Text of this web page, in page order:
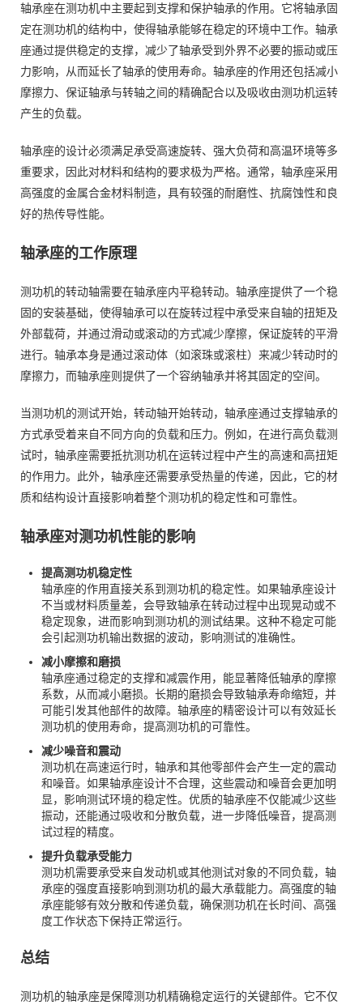
轴承座在测功机中主要起到支撑和保护轴承的作用。它将轴承固
定在测功机的结构中，使得轴承能够在稳定的环境中工作。轴承
座通过提供稳定的支撑，减少了轴承受到外界不必要的振动或压
力影响，从而延长了轴承的使用寿命。轴承座的作用还包括减小
摩擦力、保证轴承与转轴之间的精确配合以及吸收由测功机运转
产生的负载。
轴承座的设计必须满足承受高速旋转、强大负荷和高温环境等多
重要求，因此对材料和结构的要求极为严格。通常，轴承座采用
高强度的金属合金材料制造，具有较强的耐磨性、抗腐蚀性和良
好的热传导性能。
轴承座的工作原理
测功机的转动轴需要在轴承座内平稳转动。轴承座提供了一个稳
固的安装基础，使得轴承可以在旋转过程中承受来自轴的扭矩及
外部载荷，并通过滑动或滚动的方式减少摩擦，保证旋转的平滑
进行。轴承本身是通过滚动体（如滚珠或滚柱）来减少转动时的
摩擦力，而轴承座则提供了一个容纳轴承并将其固定的空间。
当测功机的测试开始，转动轴开始转动，轴承座通过支撑轴承的
方式承受着来自不同方向的负载和压力。例如，在进行高负载测
试时，轴承座需要抵抗测功机在运转过程中产生的高速和高扭矩
的作用力。此外，轴承座还需要承受热量的传递，因此，它的材
质和结构设计直接影响着整个测功机的稳定性和可靠性。
轴承座对测功机性能的影响
提高测功机稳定性
轴承座的作用直接关系到测功机的稳定性。如果轴承座设计
不当或材料质量差，会导致轴承在转动过程中出现晃动或不
稳定现象，进而影响到测功机的测试结果。这种不稳定可能
会引起测功机输出数据的波动，影响测试的准确性。
减小摩擦和磨损
轴承座通过稳定的支撑和减震作用，能显著降低轴承的摩擦
系数，从而减小磨损。长期的磨损会导致轴承寿命缩短，并
可能引发其他部件的故障。轴承座的精密设计可以有效延长
测功机的使用寿命，提高测功机的可靠性。
减少噪音和震动
测功机在高速运行时，轴承和其他零部件会产生一定的震动
和噪音。如果轴承座设计不合理，这些震动和噪音会更加明
显，影响测试环境的稳定性。优质的轴承座不仅能减少这些
振动，还能通过吸收和分散负载，进一步降低噪音，提高测
试过程的精度。
提升负载承受能力
测功机需要承受来自发动机或其他测试对象的不同负载，轴
承座的强度直接影响到测功机的最大承载能力。高强度的轴
承座能够有效分散和传递负载，确保测功机在长时间、高强
度工作状态下保持正常运行。
总结
测功机的轴承座是保障测功机精确稳定运行的关键部件。它不仅